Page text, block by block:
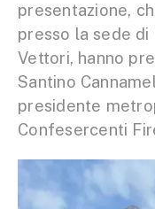
presentazione,
presso la sede
Vettori, hanno
Santino
presidente
Confesercenti